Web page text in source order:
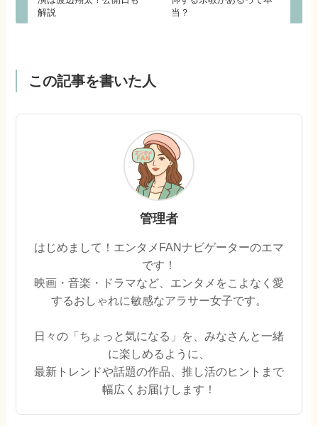
解説
当？
この記事を書いた人
管理者
はじめまして！エンタメFANナビゲーターのエマ
です！
映画・音楽・ドラマなど、エンタメをこよなく愛
するおしゃれに敏感なアラサー女子です。
日々の「ちょっと気になる」を、みなさんと一緒
に楽しめるように、
最新トレンドや話題の作品、推し活のヒントまで
幅広くお届けします！